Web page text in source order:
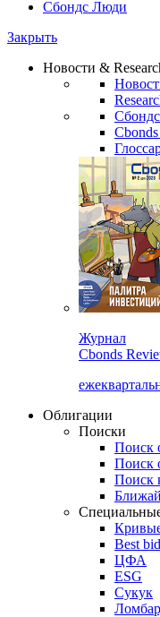
Сбондс-ТВ
Надстройка XLS
Сбондс Люди
Новости &
Журнал
Cbonds
Облигации
Поиски
Поиск
Поиск
Поиск
Кривые
Best